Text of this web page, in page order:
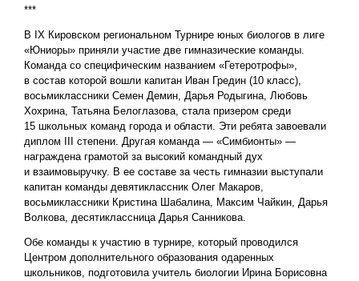
***
В IX Кировском региональном Турнире юных биологов в лиге
«Юниоры» приняли участие две гимназические команды.
Команда со специфическим названием «Гетеротрофы»,
в состав которой вошли капитан Иван Гредин (10 класс),
восьмиклассники Семен Демин, Дарья Родыгина, Любовь
Хохрина, Татьяна Белоглазова, стала призером среди
15 школьных команд города и области. Эти ребята завоевали
диплом
степени. Другая команда — «Симбионты» —
награждена грамотой за высокий командный дух
и взаимовыручку. В ее составе за честь гимназии выступали
капитан команды девятиклассник Олег Макаров,
восьмиклассники Кристина Шабалина, Максим Чайкин, Дарья
Волкова, десятиклассница Дарья Санникова.
Обе команды к участию в турнире, который проводился
Центром дополнительного образования одаренных
школьников, подготовила учитель биологии Ирина Борисовна